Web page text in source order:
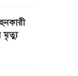
মৃত্যু